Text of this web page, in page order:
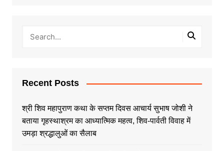
Recent Posts
श्री शिव महापुराण कथा के सप्तम दिवस आचार्य सुभाष जोशी ने
बताया गृहस्थाश्रम का आध्यात्मिक महत्व, शिव-पार्वती विवाह में
उमड़ा श्रद्धालुओं का सैलाब